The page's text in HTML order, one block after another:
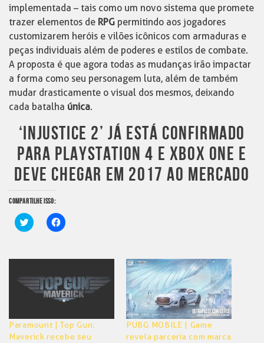
implementada – tais como um novo sistema que promete
trazer elementos de RPG permitindo aos jogadores
customizarem heróis e vilões icônicos com armaduras e
peças individuais além de poderes e estilos de combate.
A proposta é que agora todas as mudanças irão impactar
a forma como seu personagem luta, além de também
mudar drasticamente o visual dos mesmos, deixando
cada batalha única.
‘INJUSTICE 2’ JÁ ESTÁ CONFIRMADO
PARA PLAYSTATION 4 E XBOX ONE E
DEVE CHEGAR EM 2017 AO MERCADO
COMPARTILHE ISSO:
Clique
para
em
Clique
para
em
Paramount | Top Gun:
Maverick recebe seu
PUBG MOBILE | Game
revela parceria com marca